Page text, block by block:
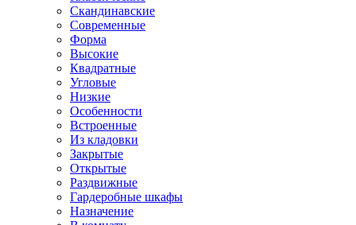
Скандинавские
Современные
Форма
Высокие
Квадратные
Угловые
Низкие
Особенности
Встроенные
Из кладовки
Закрытые
Открытые
Раздвижные
Гардеробные шкафы
Назначение